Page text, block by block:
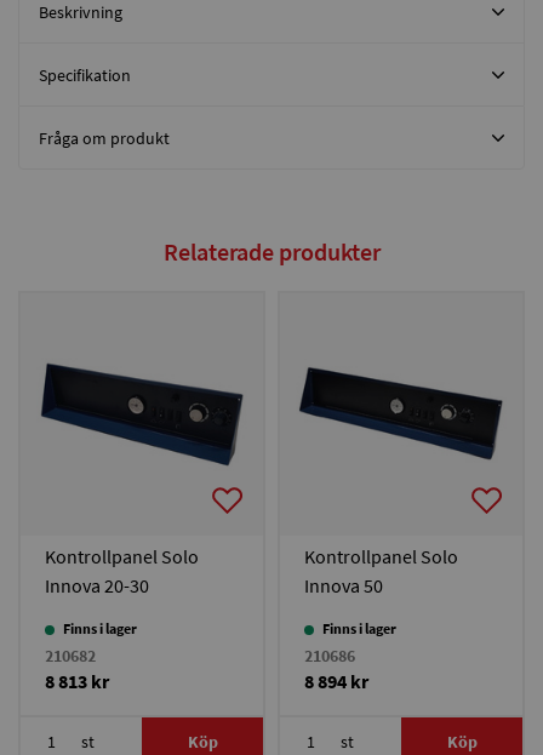
Beskrivning
Specifikation
Fråga om produkt
Relaterade produkter
Kontrollpanel Solo
Innova 20-30
Finns i lager
210682
8 813 kr
st Köp
Kontrollpanel Solo
Innova 50
Finns i lager
210686
8 894 kr
st Köp